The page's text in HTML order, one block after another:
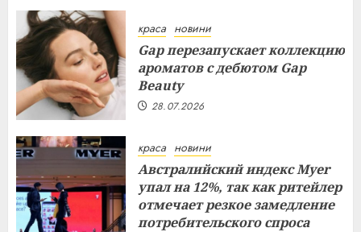
краса новини
Gap перезапускает коллекцию
ароматов с дебютом Gap
Beauty
28.07.2026
краса новини
Австралийский индекс Myer
упал на 12%, так как ритейлер
отмечает резкое замедление
потребительского спроса